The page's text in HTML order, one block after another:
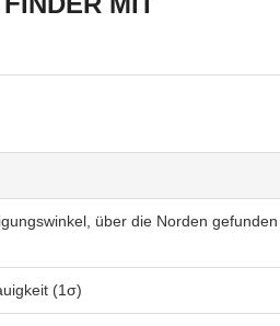
über die Norden gefunden
(1σ)